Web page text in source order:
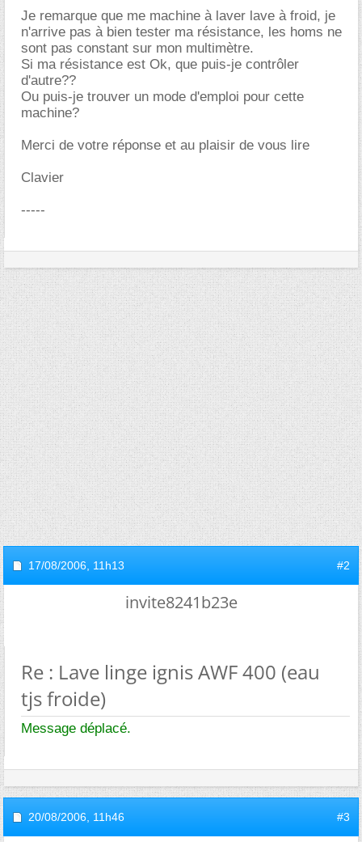
Je remarque que me machine à laver lave à froid, je
n'arrive pas à bien tester ma résistance, les homs ne
sont pas constant sur mon multimètre.
Si ma résistance est Ok, que puis-je contrôler
d'autre??
Ou puis-je trouver un mode d'emploi pour cette
machine?
Merci de votre réponse et au plaisir de vous lire
Clavier
-----
17/08/2006, 11h13 #2
invite8241b23e
Re : Lave linge ignis AWF 400 (eau
tjs froide)
Message déplacé.
20/08/2006, 11h46 #3